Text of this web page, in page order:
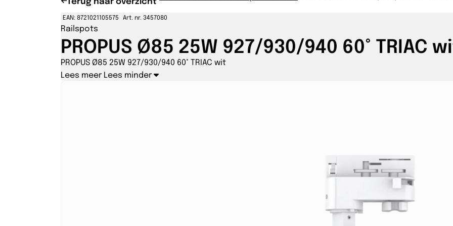
EAN: 8721021105575 Art. nr. 3457080
Railspots
PROPUS Ø85 25W 927/930/940 60° TRIAC
PROPUS Ø85 25W 927/930/940 60° TRIAC wit
Lees meer Lees minder